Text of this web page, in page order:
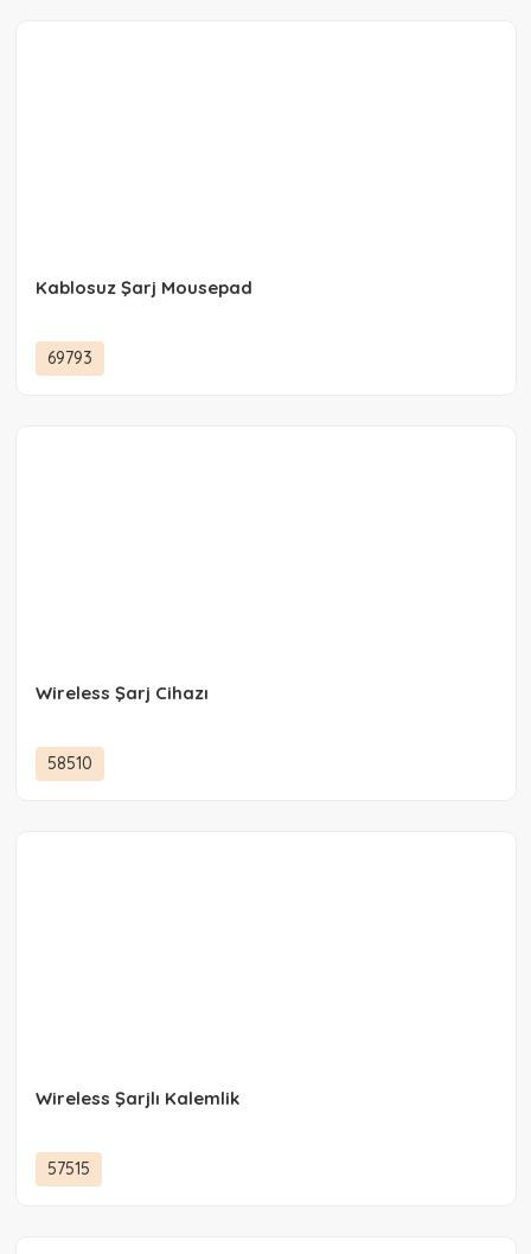
Kablosuz Şarj Mousepad
69793
Wireless Şarj Cihazı
58510
Wireless Şarjlı Kalemlik
57515